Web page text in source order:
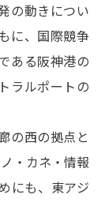
の動きについ
に、国際競争
ある阪神港の
ラルポートの
の西の拠点と
・カネ・情報
にも、東アジ